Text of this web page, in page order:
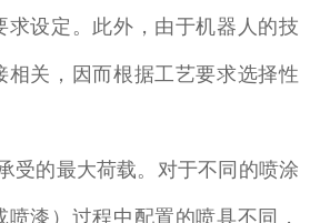
求设定。此外，由于机器人的技
相关，因而根据工艺要求选择性
受的最大荷载。对于不同的喷涂
漆）过程中配置的喷具不同，